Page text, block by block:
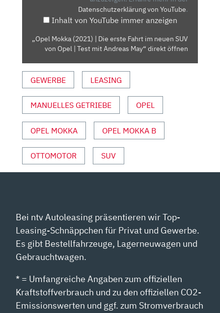
NEUEN
OPEL
MIT
ANDREAS
MAY“
VON
YOUTUBE
ANZEIGEN
Datenschutzerklärung von YouTube.
Inhalt von YouTube immer anzeigen
„Opel Mokka (2021) | Die erste Fahrt im neuen SUV
von Opel | Test mit Andreas May“ direkt öffnen
GEWERBE LEASING
MANUELLES GETRIEBE OPEL
OPEL MOKKA OPEL MOKKA B
OTTOMOTOR SUV
Bei ntv Autoleasing präsentieren wir Top-
Leasing-Schnäppchen für Privat und Gewerbe.
Es gibt Bestellfahrzeuge, Lagerneuwagen und
Gebrauchtwagen.
* = Umfangreiche Angaben zum offiziellen
Kraftstoffverbrauch und zu den offiziellen CO2-
Emissionswerten und ggf. zum Stromverbrauch